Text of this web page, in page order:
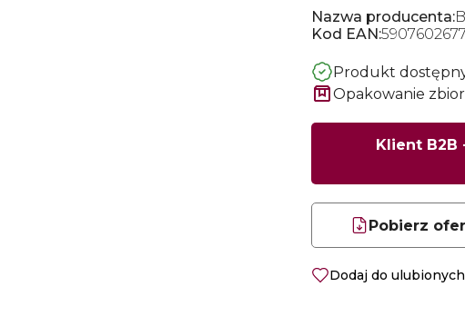
Nazwa producenta:
Kod EAN:
Produkt
Opakowanie
Klient B2B
Pobierz
Dodaj do ulubionych